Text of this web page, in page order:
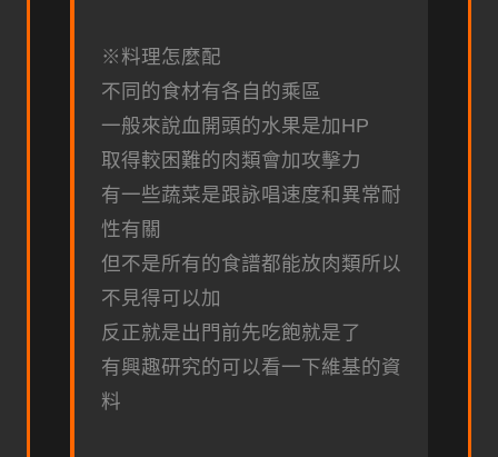
※料理怎麼配
不同的食材有各自的乘區
一般來說血開頭的水果是加HP
取得較困難的肉類會加攻擊力
有一些蔬菜是跟詠唱速度和異常耐
性有關
但不是所有的食譜都能放肉類所以
不見得可以加
反正就是出門前先吃飽就是了
有興趣研究的可以看一下維基的資
料